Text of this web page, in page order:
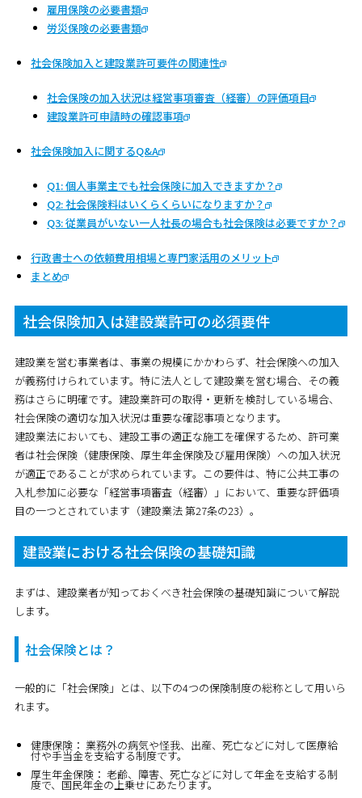
雇用保険の必要書類
労災保険の必要書類
社会保険加入と建設業許可要件の関連性
社会保険の加入状況は経営事項審査（経審）の評価項目
建設業許可申請時の確認事項
社会保険加入に関するQ&A
Q1: 個人事業主でも社会保険に加入できますか？
Q2: 社会保険料はいくらくらいになりますか？
Q3: 従業員がいない一人社長の場合も社会保険は必要ですか？
行政書士への依頼費用相場と専門家活用のメリット
まとめ
社会保険加入は建設業許可の必須要件
建設業を営む事業者は、事業の規模にかかわらず、社会保険への加入
が義務付けられています。特に法人として建設業を営む場合、その義
務はさらに明確です。建設業許可の取得・更新を検討している場合、
社会保険の適切な加入状況は重要な確認事項となります。
建設業法においても、建設工事の適正な施工を確保するため、許可業
者は社会保険（健康保険、厚生年金保険及び雇用保険）への加入状況
が適正であることが求められています。この要件は、特に公共工事の
入札参加に必要な「経営事項審査（経審）」において、重要な評価項
目の一つとされています（建設業法 第27条の23）。
建設業における社会保険の基礎知識
まずは、建設業者が知っておくべき社会保険の基礎知識について解説
します。
社会保険とは？
一般的に「社会保険」とは、以下の4つの保険制度の総称として用いら
れます。
健康保険： 業務外の病気や怪我、出産、死亡などに対して医療給
付や手当金を支給する制度です。
厚生年金保険： 老齢、障害、死亡などに対して年金を支給する制
度で、国民年金の上乗せにあたります。